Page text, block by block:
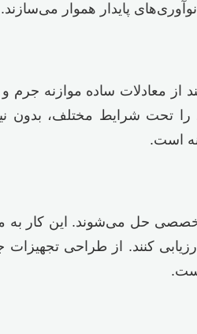
پایدار هموار می‌سازند.
معادلات ساده موازنه جرم و
را تحت شرایط مختلف، بدون
است.
حل می‌شوند. این کار به
کنند. از طراحی تجهیزات